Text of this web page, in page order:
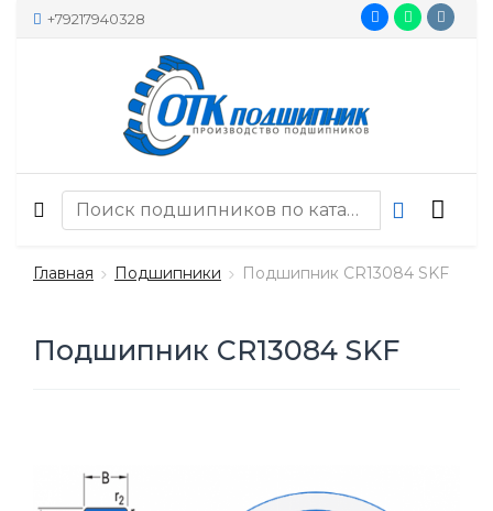
+79217940328
Главная Подшипники Подшипник CR13084 SKF
Подшипник CR13084 SKF